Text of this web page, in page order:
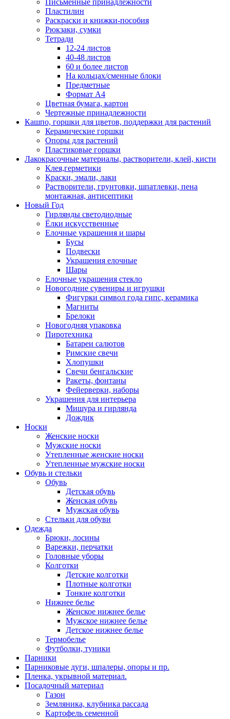
Письменные принадлежности
Пластилин
Раскраски и книжки-пособия
Рюкзаки, сумки
Тетради
12-24 листов
40-48 листов
60 и более листов
На кольцах/сменные блоки
Предметные
Формат А4
Цветная бумага, картон
Чертежные принадлежности
Кашпо, горшки для цветов, поддержки для растений
Керамические горшки
Опоры для растений
Пластиковые горшки
Лакокрасочные материалы, растворители, клей, кисти
Клея,герметики
Краски, эмали, лаки
Растворители, грунтовки, шпатлевки, пена
монтажная, антисептики
Новый Год
Гирлянды светодиодные
Ёлки искусственные
Елочные украшения и шары
Бусы
Подвески
Украшения елочные
Шары
Елочные украшения стекло
Новогодние сувениры и игрушки
Фигурки символ года гипс, керамика
Магниты
Брелоки
Новогодняя упаковка
Пиротехника
Батареи салютов
Римские свечи
Хлопушки
Свечи бенгальские
Ракеты, фонтаны
Фейерверки, наборы
Украшения для интерьера
Мишура и гирлянда
Дождик
Носки
Женские носки
Мужские носки
Утепленные женские носки
Утепленные мужские носки
Обувь и стельки
Обувь
Детская обувь
Женская обувь
Мужская обувь
Стельки для обуви
Одежда
Брюки, лосины
Варежки, перчатки
Головные уборы
Колготки
Детские колготки
Плотные колготки
Тонкие колготки
Нижнее белье
Женское нижнее белье
Мужское нижнее белье
Детское нижнее белье
Термобелье
Футболки, туники
Парники
Парниковые дуги, шпалеры, опоры и пр.
Пленка, укрывной материал.
Посадочный материал
Газон
Земляника, клубника рассада
Картофель семенной